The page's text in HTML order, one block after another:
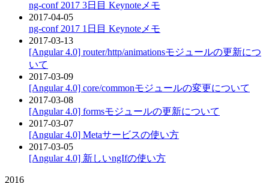
ng-conf 2017 3日目 Keynoteメモ
2017-04-05
ng-conf 2017 1日目 Keynoteメモ
2017-03-13
[Angular 4.0] router/http/animationsモジュールの更新につ
いて
2017-03-09
[Angular 4.0] core/commonモジュールの変更について
2017-03-08
[Angular 4.0] formsモジュールの更新について
2017-03-07
[Angular 4.0] Metaサービスの使い方
2017-03-05
[Angular 4.0] 新しいngIfの使い方
2016